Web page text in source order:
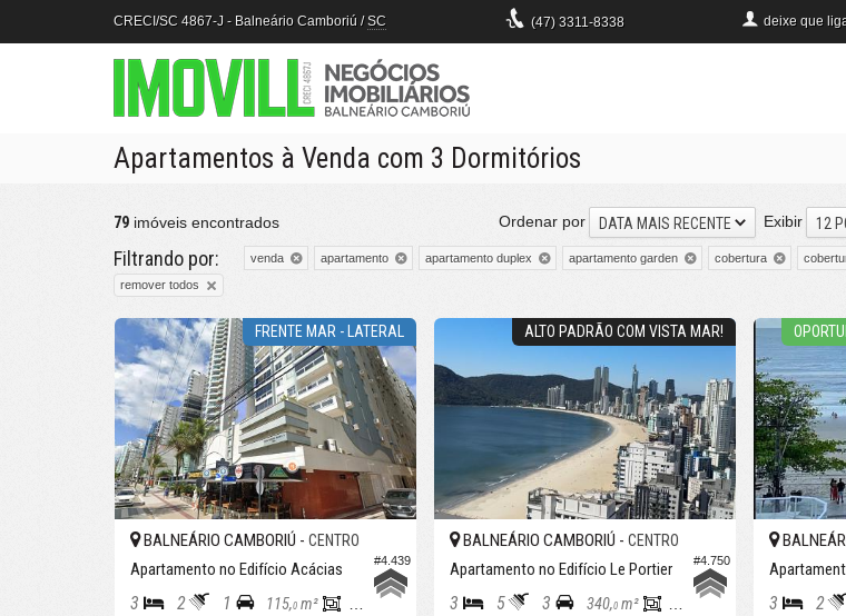
CRECI/SC 4867-J - Balneário Camboriú /SC (47) 3311-8338 deixe que
Apartamentos à Venda com 3 Dormitórios
79 imóveis encontrados Exibir 12
Ordenar por DATA MAIS RECENTE
Filtrando por: venda apartamento apartamento duplex apartamento garden cobertura
remover todos
FRENTE MAR - LATERAL
#4.439
BALNEÁRIO CAMBORIÚ - CENTRO
Apartamento no Edifício Acácias
3 2 1 115,0 m² 90, m²
ALTO PADRÃO COM VISTA MAR!
#4.750
BALNEÁRIO CAMBORIÚ -CENTRO
Apartamento no Edifício Le Portier
3 5 3 340,0m² 151, m² 3 2